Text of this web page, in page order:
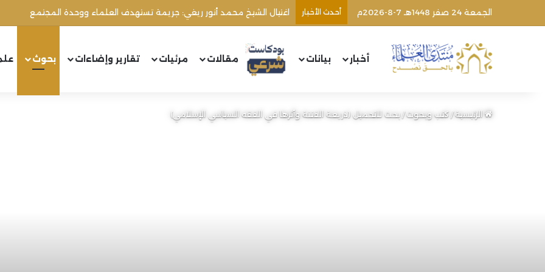
الجمعة 24 صفر 1448هـ 7-8-2026م أحدث الأخبار اغتيال الشيخ محمد أنور ريغي: جريمة تستهدف العلماء ووحدة المجتمع
أخبار بيانات مقالات مرئيات تقارير وإضاءات بحوث
الرئيسية/كتب وبحوث/بحث للتحميل (ذريعة الفتنة وأثرها في الفقه السياسي الإسلامي)